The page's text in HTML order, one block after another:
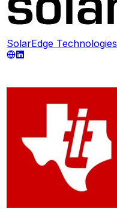
SolarEdge Technologies